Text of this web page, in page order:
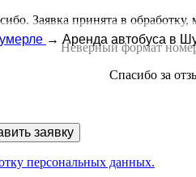
Заявка принята в
Неверный формат
Спасибо за
заявку
персональных данных.
→ Аренда автобуса в